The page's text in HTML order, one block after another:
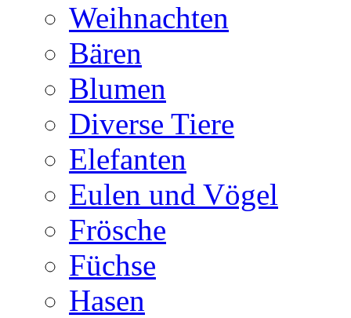
Weihnachten
Bären
Blumen
Diverse Tiere
Elefanten
Eulen und Vögel
Frösche
Füchse
Hasen